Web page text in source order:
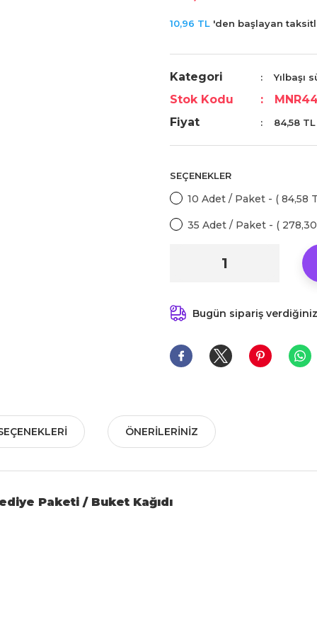
10,96 TL 'den başlayan
Kategori Yılbaşı
Stok Kodu
Fiyat
84,58
SEÇENEKLER
10 Adet / Paket - ( 84,58
35 Adet / Paket - (
Bugün sipariş
ÖNERILERINIZ
Paketi / Buket Kağıdı